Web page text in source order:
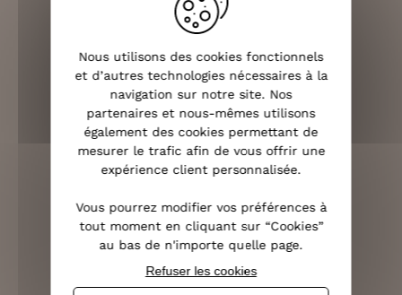
LIVRAISON RAPIDE
OFFERTE DÈS 70€
(VOIR LES CONDITIONS)
Nous utilisons des cookies fonctionnels
et d’autres technologies nécessaires à la
navigation sur notre site. Nos
partenaires et nous-mêmes utilisons
également des cookies permettant de
mesurer le trafic afin de vous offrir une
expérience client personnalisée.
Vous pourrez modifier vos préférences à
tout moment en cliquant sur “Cookies”
au bas de n'importe quelle page.
Refuser les cookies